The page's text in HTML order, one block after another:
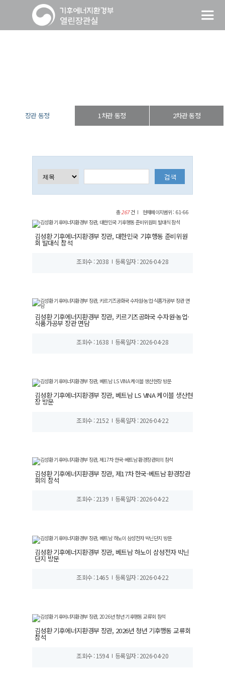
장관 동정 1차관 동정 2차관 동정
총267건 현재페이지범위 : 61-66
김성환 기후에너지환경부 장관, 대한민국 기후행동 준비위원
회 발대식 참석
조회수 : 2038 등록일자 : 2026-04-28
김성환 기후에너지환경부 장관, 키르기즈공화국 수자원·농업·
식품가공부 장관 면담
조회수 : 1638 등록일자 : 2026-04-28
김성환 기후에너지환경부 장관, 베트남 LS VINA 케이블 생산현
장 방문
조회수 : 2152 등록일자 : 2026-04-22
김성환 기후에너지환경부 장관, 제17차 한국-베트남 환경장관
회의 참석
조회수 : 2139 등록일자 : 2026-04-22
김성환 기후에너지환경부 장관, 베트남 하노이 삼성전자 박닌
단지 방문
조회수 : 1465 등록일자 : 2026-04-22
김성환 기후에너지환경부 장관, 2026년 청년 기후행동 교류회
참석
조회수 : 1594 등록일자 : 2026-04-20